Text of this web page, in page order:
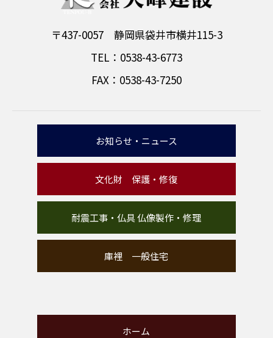
〒437-0057 静岡県袋井市横井115-3
TEL：0538-43-6773
FAX：0538-43-7250
お知らせ・ニュース
文化財 保護・修復
耐震工事・仏具 仏像製作・修理
庫裡 一般住宅
ホーム